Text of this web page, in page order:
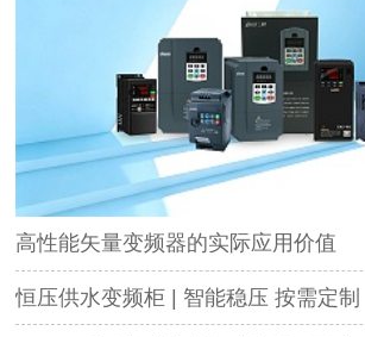
高性能矢量变频器的实际应用价值
恒压供水变频柜 | 智能稳压 按需定制